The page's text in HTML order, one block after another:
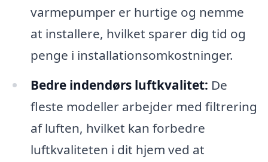
varmepumper er hurtige og nemme
at installere, hvilket sparer dig tid og
penge i installationsomkostninger.
Bedre indendørs luftkvalitet: De
fleste modeller arbejder med filtrering
af luften, hvilket kan forbedre
luftkvaliteten i dit hjem ved at